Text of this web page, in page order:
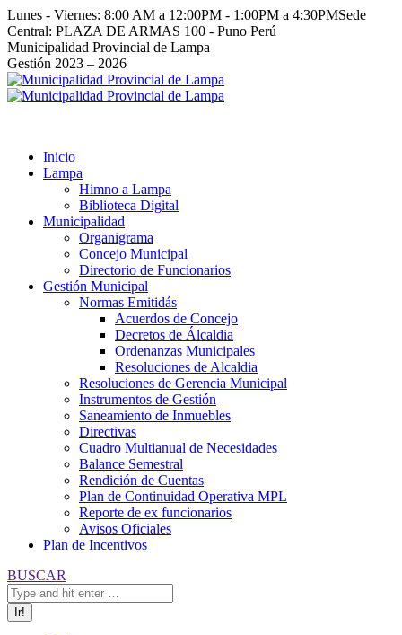
Saltar
al
contenido
Lunes - Viernes: 8:00 AM a 12:00PM - 1:00PM a 4:30PMSede
Central: PLAZA DE ARMAS 100 - Puno Perú
Facebook
page
opens
in
Instagram
page
opens
in
YouTube
page
opens
in
Twitter
page
opens
in
Municipalidad Provincial de Lampa
Gestión 2023 – 2026
Inicio
Lampa
Himno a Lampa
Biblioteca Digital
Municipalidad
Organigrama
Concejo Municipal
Directorio de Funcionarios
Gestión Municipal
Normas Emitidás
Acuerdos de Concejo
Decretos de Álcaldia
Ordenanzas Municipales
Resoluciones de Alcaldia
Resoluciones de Gerencia Municipal
Instrumentos de Gestión
Saneamiento de Inmuebles
Directivas
Cuadro Multianual de Necesidades
Balance Semestral
Rendición de Cuentas
Plan de Continuidad Operativa MPL
Reporte de ex funcionarios
Avisos Oficiales
Plan de Incentivos
Buscar:
BUSCAR